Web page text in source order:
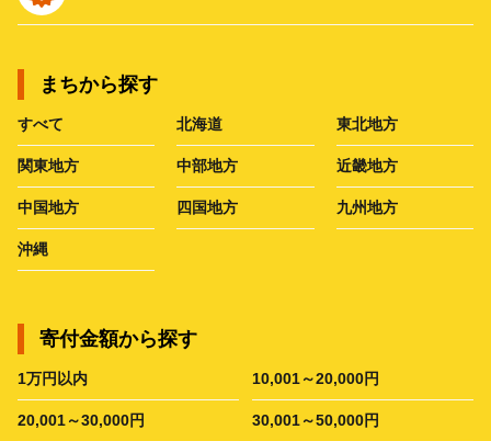
まちから探す
すべて 北海道 東北地方
関東地方 中部地方 近畿地方
中国地方 四国地方 九州地方
沖縄
寄付金額から探す
1万円以内 10,001～20,000円
20,001～30,000円 30,001～50,000円